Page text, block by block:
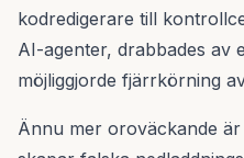
kodredigerare till
AI-agenter, drabbades av
möjliggjorde fjärrkörning
Ännu mer oroväckande